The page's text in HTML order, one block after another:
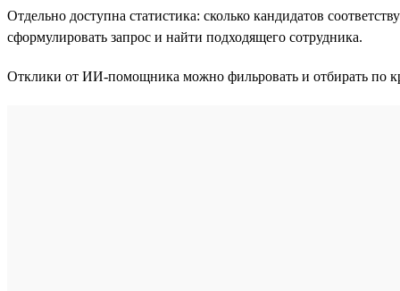
Отдельно доступна статистика: сколько кандидатов
сформулировать запрос и найти подходящего сотрудника.
Отклики от ИИ-помощника можно фильровать и отбирать по